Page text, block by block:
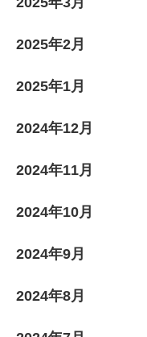
2025年2月
2025年1月
2024年12月
2024年11月
2024年10月
2024年9月
2024年8月